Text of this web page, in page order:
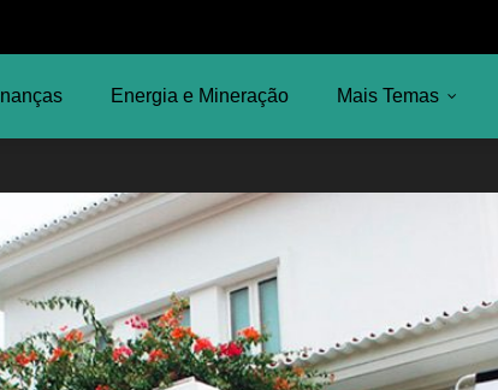
Energia e Mineração Mais Temas